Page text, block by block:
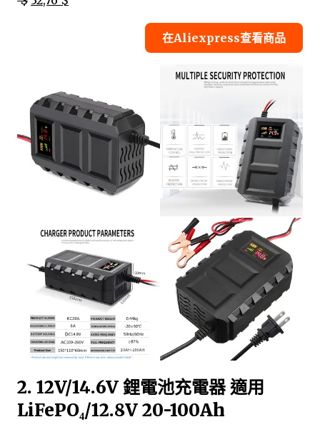
在Aliexpress查看商品
2. 12V/14.6V 鋰電池充電器 適用
LiFePO₄/12.8V 20-100Ah